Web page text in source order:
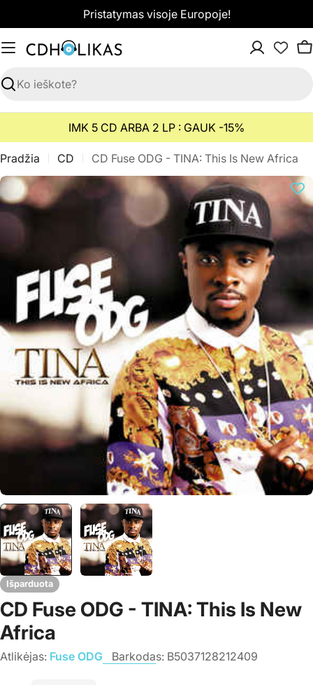
prie
turinio
Pristatymas visoje Europoje!
Paieška
IMK 5 CD ARBA 2 LP : GAUK -15%
Pradžia CD CD Fuse ODG - TINA: This Is New Africa
Išparduota
CD Fuse ODG - TINA: This Is New
Africa
Atlikėjas: Fuse ODG Barkodas: B5037128212409